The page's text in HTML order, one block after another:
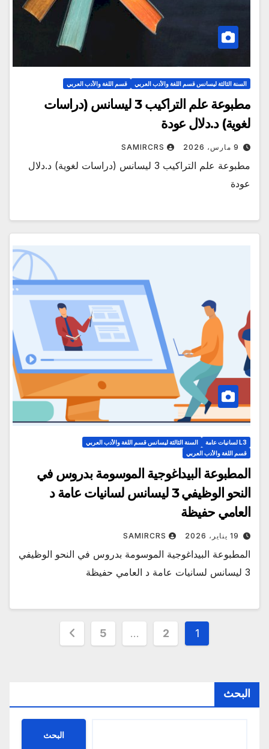
السنة الثالثة ليسانس قسم اللغة والأدب العربي قسم اللغة والأدب العربي
مطبوعة علم التراكيب 3 ليسانس (دراسات
لغوية) د.دلال عودة
9 مارس، 2026 SAMIRCRS
مطبوعة علم التراكيب 3 ليسانس (دراسات لغوية) د.دلال
عودة
L3 لسانيات عامة
السنة الثالثة ليسانس قسم اللغة والأدب العربي
قسم اللغة والأدب العربي
المطبوعة البيداغوجية الموسومة بدروس في
النحو الوظيفي 3 ليسانس لسانيات عامة د
العامي حفيظة
19 يناير، 2026 SAMIRCRS
المطبوعة البيداغوجية الموسومة بدروس في النحو الوظيفي
3 ليسانس لسانيات عامة د العامي حفيظة
Posts
1
2
…
5
البحث
البحث